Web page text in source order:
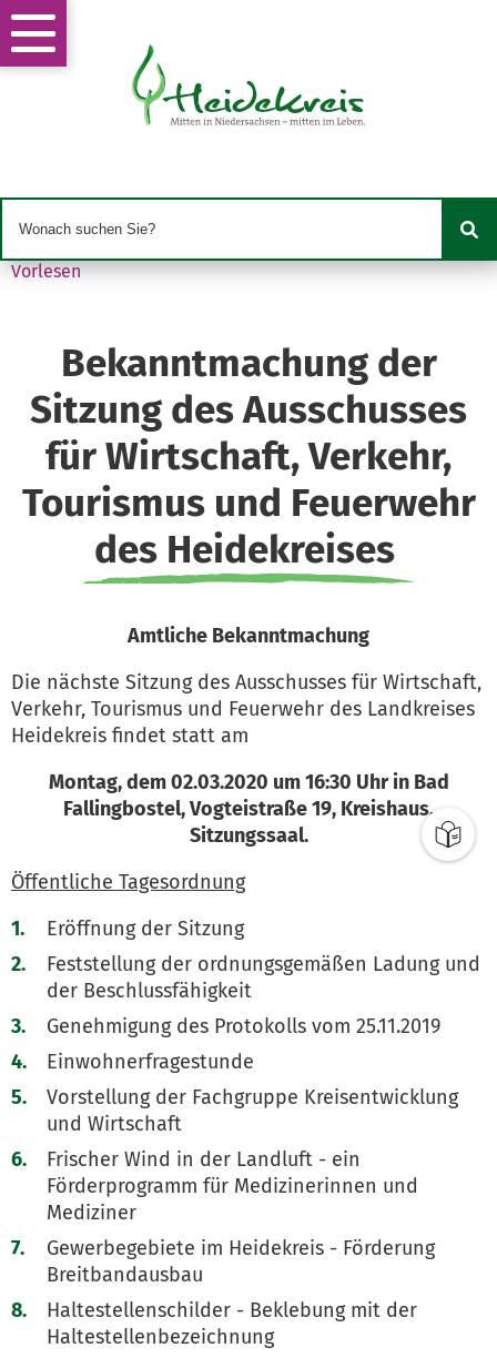
Vorlesen
Bekanntmachung der
Sitzung des Ausschusses
für Wirtschaft, Verkehr,
Tourismus und Feuerwehr
des Heidekreises
Amtliche Bekanntmachung
Die nächste Sitzung des Ausschusses für Wirtschaft,
Verkehr, Tourismus und Feuerwehr des Landkreises
Heidekreis findet statt am
Montag, dem 02.03.2020 um 16:30 Uhr in Bad
Fallingbostel, Vogteistraße 19, Kreishaus,
Sitzungssaal.
Öffentliche Tagesordnung
Eröffnung der Sitzung
Feststellung der ordnungsgemäßen Ladung und
der Beschlussfähigkeit
Genehmigung des Protokolls vom 25.11.2019
Einwohnerfragestunde
Vorstellung der Fachgruppe Kreisentwicklung
und Wirtschaft
Frischer Wind in der Landluft - ein
Förderprogramm für Medizinerinnen und
Mediziner
Gewerbegebiete im Heidekreis - Förderung
Breitbandausbau
Haltestellenschilder - Beklebung mit der
Haltestellenbezeichnung